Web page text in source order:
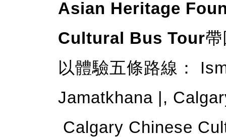
Asian Heritage
Cultural Bus Tour
以體驗五條路線：
Jamatkhana |,
Calgary Chinese